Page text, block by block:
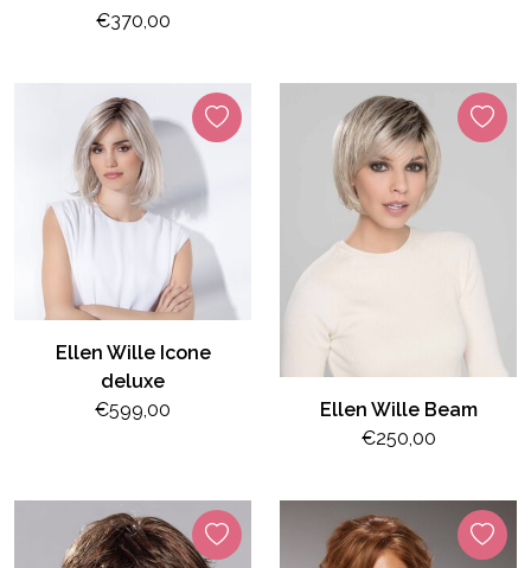
€370,00
Ellen Wille Icone
deluxe
€599,00
Ellen Wille Beam
€250,00